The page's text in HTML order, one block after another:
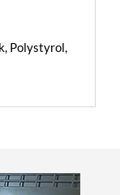
Polystyrol,